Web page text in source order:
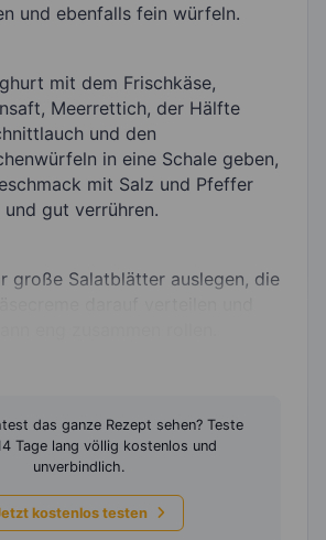
und ebenfalls fein würfeln.
mit dem Frischkäse,
Meerrettich, der Hälfte
und den
in eine Schale geben,
mit Salz und Pfeffer
gut verrühren.
große Salatblätter auslegen, die
das ganze Rezept sehen? Teste
Tage lang völlig kostenlos und
unverbindlich.
kostenlos testen